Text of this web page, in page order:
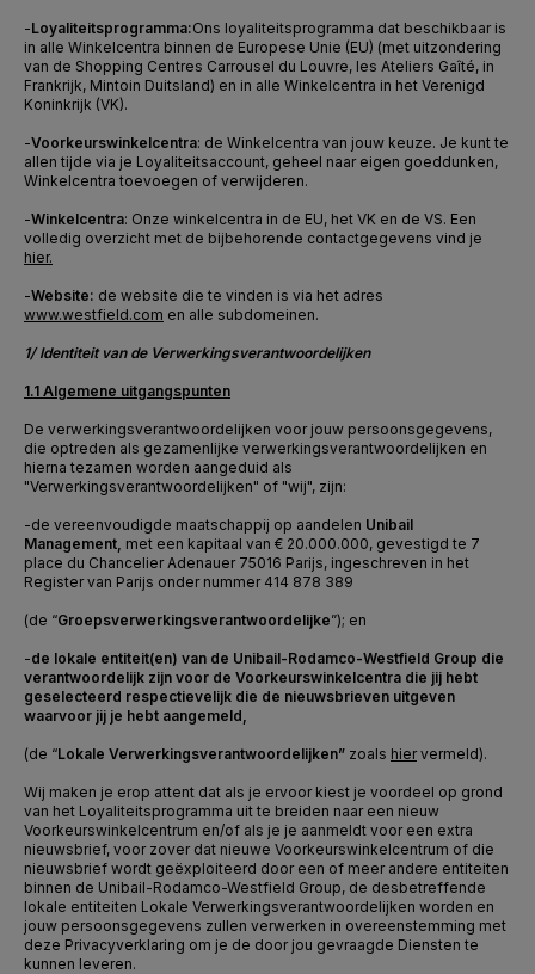
-Loyaliteitsprogramma:Ons loyaliteitsprogramma dat beschikbaar is
in alle Winkelcentra binnen de Europese Unie (EU) (met uitzondering
van de Shopping Centres Carrousel du Louvre, les Ateliers Gaîté, in
Frankrijk, Mintoin Duitsland) en in alle Winkelcentra in het Verenigd
Koninkrijk (VK).
-Voorkeurswinkelcentra: de Winkelcentra van jouw keuze. Je kunt te
allen tijde via je Loyaliteitsaccount, geheel naar eigen goeddunken,
Winkelcentra toevoegen of verwijderen.
-Winkelcentra: Onze winkelcentra in de EU, het VK en de VS. Een
volledig overzicht met de bijbehorende contactgegevens vind je
hier.
-Website: de website die te vinden is via het adres
www.westfield.com en alle subdomeinen.
1/ Identiteit van de Verwerkingsverantwoordelijken
1.1 Algemene uitgangspunten
De verwerkingsverantwoordelijken voor jouw persoonsgegevens,
die optreden als gezamenlijke verwerkingsverantwoordelijken en
hierna tezamen worden aangeduid als
"Verwerkingsverantwoordelijken" of "wij", zijn:
-de vereenvoudigde maatschappij op aandelen Unibail
Management, met een kapitaal van € 20.000.000, gevestigd te 7
place du Chancelier Adenauer 75016 Parijs, ingeschreven in het
Register van Parijs onder nummer 414 878 389
(de “Groepsverwerkingsverantwoordelijke”); en
-de lokale entiteit(en) van de Unibail-Rodamco-Westfield Group die
verantwoordelijk zijn voor de Voorkeurswinkelcentra die jij hebt
geselecteerd respectievelijk die de nieuwsbrieven uitgeven
waarvoor jij je hebt aangemeld,
(de “Lokale Verwerkingsverantwoordelijken” zoals hiervermeld).
Wij maken je erop attent dat als je ervoor kiest je voordeel op grond
van het Loyaliteitsprogramma uit te breiden naar een nieuw
Voorkeurswinkelcentrum en/of als je je aanmeldt voor een extra
nieuwsbrief, voor zover dat nieuwe Voorkeurswinkelcentrum of die
nieuwsbrief wordt geëxploiteerd door een of meer andere entiteiten
binnen de Unibail-Rodamco-Westfield Group, de desbetreffende
lokale entiteiten Lokale Verwerkingsverantwoordelijken worden en
jouw persoonsgegevens zullen verwerken in overeenstemming met
deze Privacyverklaring om je de door jou gevraagde Diensten te
kunnen leveren.